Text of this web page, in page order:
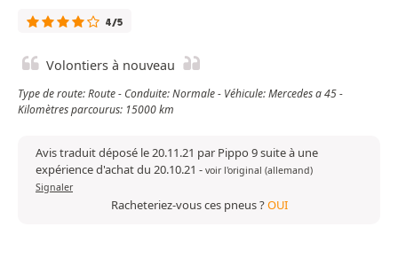
4/5
Volontiers à nouveau
Type de route: Route - Conduite: Normale - Véhicule: Mercedes a 45 -
Kilomètres parcourus: 15000 km
Avis traduit déposé le 20.11.21 par Pippo 9 suite à une
expérience d'achat du 20.10.21 - voir l'original (allemand)
Signaler
Racheteriez-vous ces pneus ?OUI